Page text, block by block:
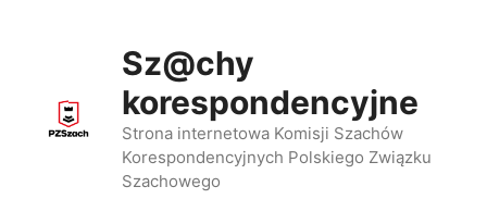
Sz@chy
korespondencyjne
Strona internetowa Komisji Szachów
Korespondencyjnych Polskiego Związku
Szachowego